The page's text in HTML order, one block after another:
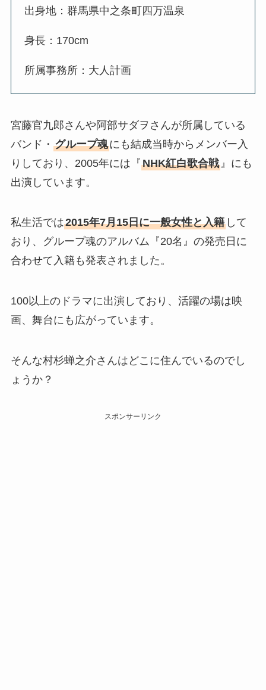
出身地：群馬県中之条町四万温泉
身長：170cm
所属事務所：大人計画
宮藤官九郎さんや阿部サダヲさんが所属している
バンド・ グループ魂にも結成当時からメンバー入
りしており、2005年には『NHK紅白歌合戦』にも
出演しています。
私生活では2015年7月15日に一般女性と入籍して
おり、グループ魂のアルバム『20名』の発売日に
合わせて入籍も発表されました。
100以上のドラマに出演しており、活躍の場は映
画、舞台にも広がっています。
そんな村杉蝉之介さんはどこに住んでいるのでし
ょうか？
スポンサーリンク